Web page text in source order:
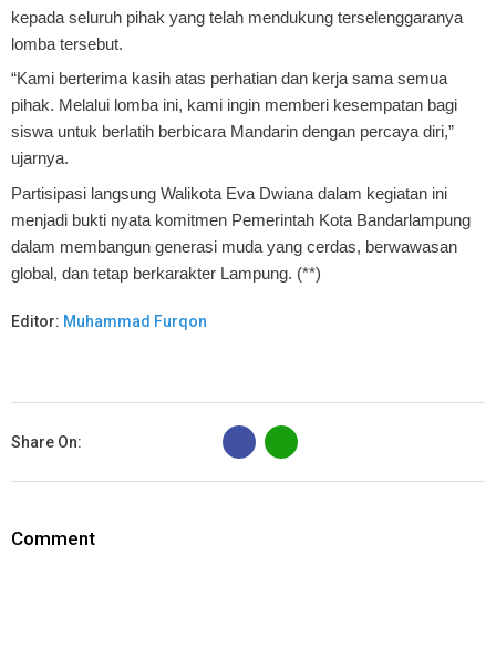
kepada seluruh pihak yang telah mendukung terselenggaranya
lomba tersebut.
“Kami berterima kasih atas perhatian dan kerja sama semua
pihak. Melalui lomba ini, kami ingin memberi kesempatan bagi
siswa untuk berlatih berbicara Mandarin dengan percaya diri,”
ujarnya.
Partisipasi langsung Walikota Eva Dwiana dalam kegiatan ini
menjadi bukti nyata komitmen Pemerintah Kota Bandarlampung
dalam membangun generasi muda yang cerdas, berwawasan
global, dan tetap berkarakter Lampung. (**)
Editor: Muhammad Furqon
Share On:
B
Comment